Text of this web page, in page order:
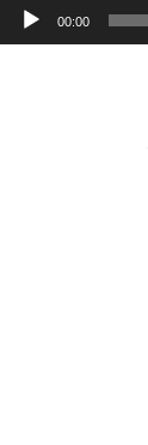
Lecteur
audio
00:00